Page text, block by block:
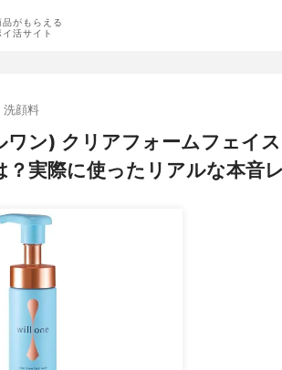
品がもらえる
活サイト
洗顔料
ン) クリアフォームフェイ
？実際に使ったリアルな本音